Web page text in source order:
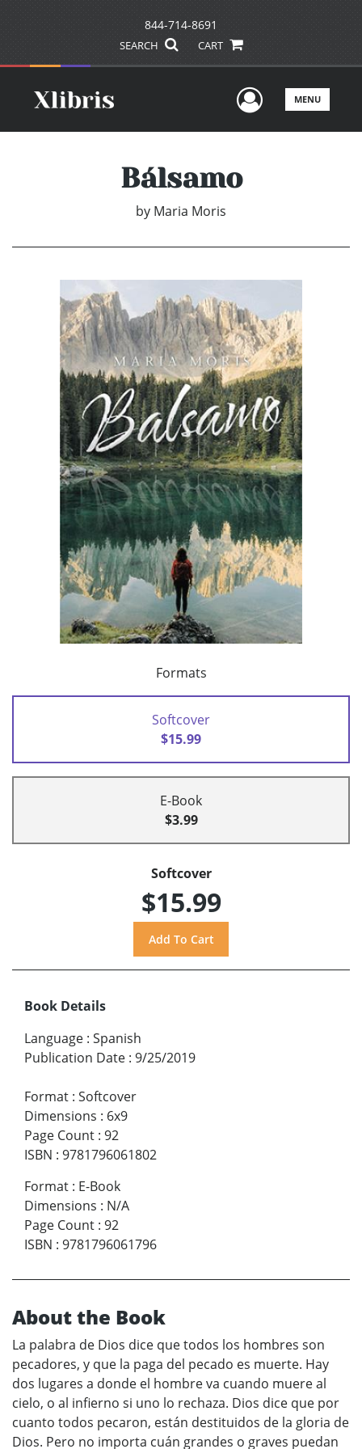
844-714-8691
SEARCH CART
UserMENU
Bálsamo
by Maria Moris
Formats
Softcover
$15.99
E-Book
$3.99
Softcover
$15.99
Book Details
Language : Spanish
Publication Date : 9/25/2019
Format : Softcover
Dimensions : 6x9
Page Count : 92
ISBN : 9781796061802
Format : E-Book
Dimensions : N/A
Page Count : 92
ISBN : 9781796061796
About the Book
La palabra de Dios dice que todos los hombres son
pecadores, y que la paga del pecado es muerte. Hay
dos lugares a donde el hombre va cuando muere al
cielo, o al infierno si uno lo rechaza. Dios dice que por
cuanto todos pecaron, están destituidos de la gloria de
Dios. Pero no importa cuán grandes o graves puedan